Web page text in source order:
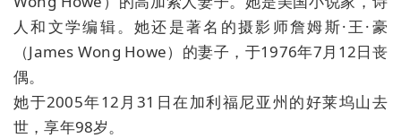
人和文学编辑。她还是著名的摄影师詹姆斯·王·豪
（James Wong Howe）的妻子，于1976年7月12日丧
偶。
她于2005年12月31日在加利福尼亚州的好莱坞山去
世，享年98岁。